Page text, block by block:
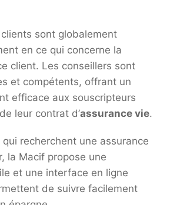
sont globalement
en ce qui concerne la
client. Les conseillers sont
et compétents, offrant un
efficace aux souscripteurs
leur contrat d’assurance vie.
recherchent une assurance
la Macif propose une
et une interface en ligne
de suivre facilement